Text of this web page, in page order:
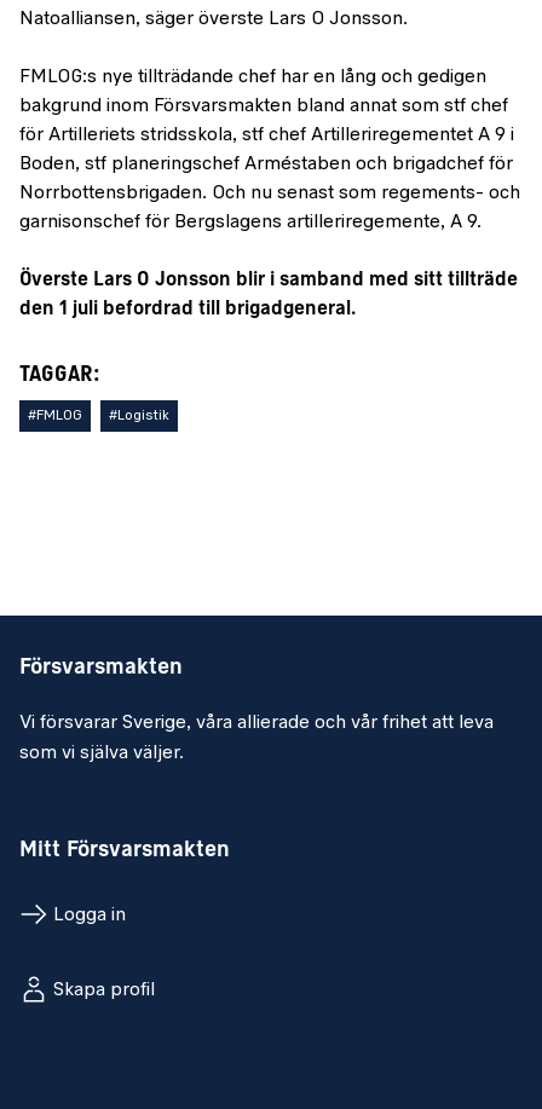
Natoalliansen, säger överste Lars O Jonsson.
FMLOG:s nye tillträdande chef har en lång och gedigen
bakgrund inom Försvarsmakten bland annat som stf chef
för Artilleriets stridsskola, stf chef Artilleriregementet A 9 i
Boden, stf planeringschef Arméstaben och brigadchef för
Norrbottensbrigaden. Och nu senast som regements- och
garnisonschef för Bergslagens artilleriregemente, A 9.
Överste Lars O Jonsson blir i samband med sitt tillträde
den 1 juli befordrad till brigadgeneral.​
TAGGAR:
#FMLOG #Logistik
Försvarsmakten
Vi försvarar Sverige, våra allierade och vår frihet att leva
som vi själva väljer.
Mitt Försvarsmakten
Logga in
Skapa profil